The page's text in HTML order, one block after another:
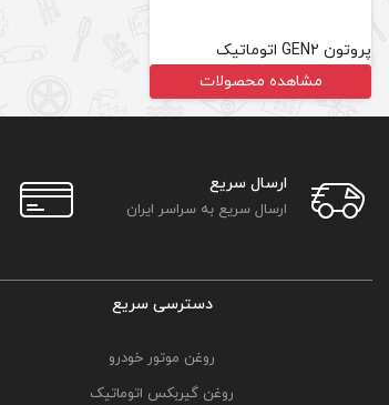
پروتون GEN2 اتوماتیک
مشاهده محصولات
ارسال سریع
ارسال سریع به سراسر ایران
دسترسی سریع
روغن موتور خودرو
روغن گیربکس اتوماتیک